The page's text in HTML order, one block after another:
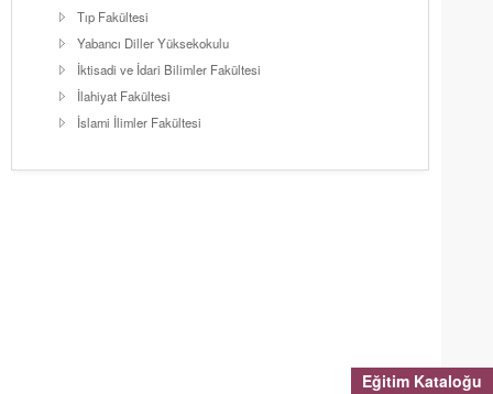
Eğitim Kataloğu
Tıp Fakültesi
Yabancı Diller Yüksekokulu
İktisadi ve İdari Bilimler Fakültesi
İlahiyat Fakültesi
İslami İlimler Fakültesi